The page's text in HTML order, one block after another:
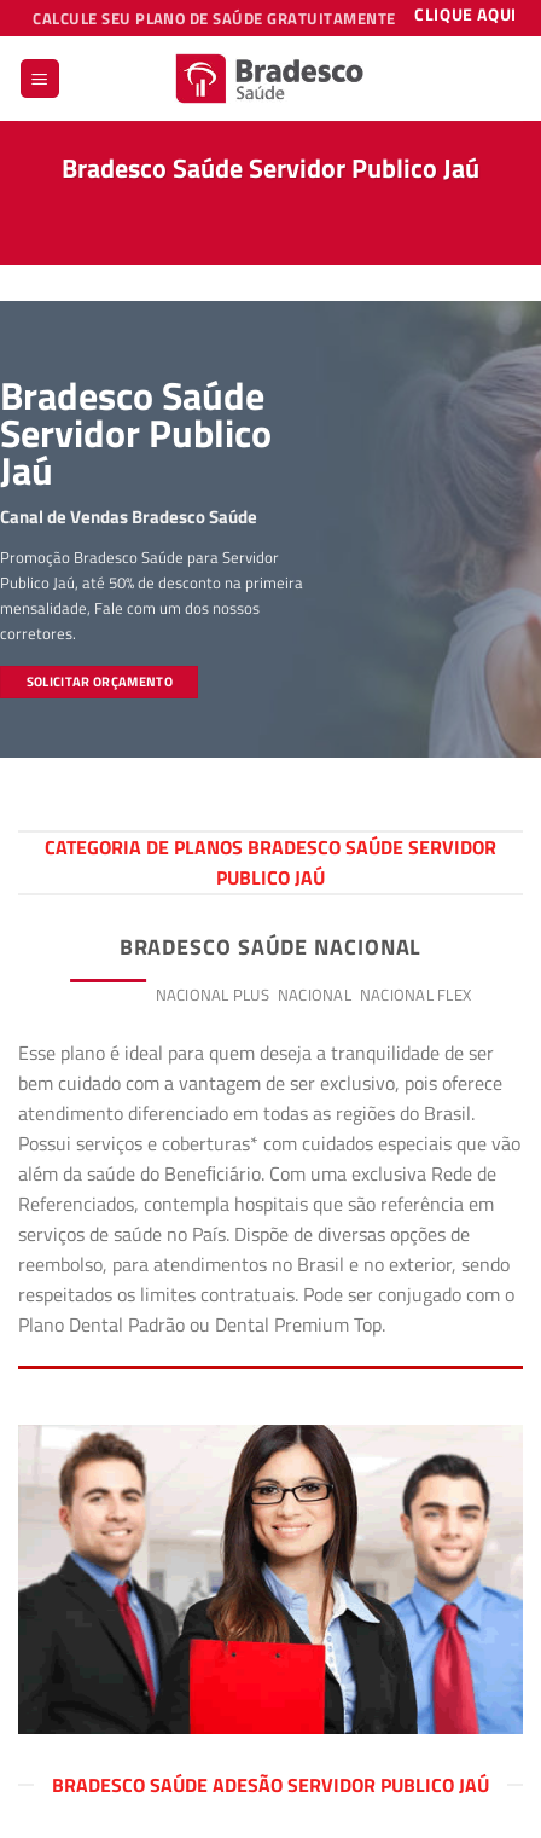
Skip
to
content
CALCULE SEU PLANO DE SAÚDE GRATUITAMENTE CLIQUE AQUI
Bradesco Saúde Servidor Publico Jaú
Bradesco Saúde
Servidor Publico
Jaú
Canal de Vendas Bradesco Saúde
Promoção Bradesco Saúde para Servidor
Publico Jaú, até 50% de desconto na primeira
mensalidade, Fale com um dos nossos
corretores.
SOLICITAR ORÇAMENTO
CATEGORIA DE PLANOS BRADESCO SAÚDE SERVIDOR
PUBLICO JAÚ
BRADESCO SAÚDE NACIONAL
NACIONAL PLUS NACIONAL NACIONAL FLEX
Esse plano é ideal para quem deseja a tranquilidade de ser
bem cuidado com a vantagem de ser exclusivo, pois oferece
atendimento diferenciado em todas as regiões do Brasil.
Possui serviços e coberturas* com cuidados especiais que vão
além da saúde do Beneﬁciário. Com uma exclusiva Rede de
Referenciados, contempla hospitais que são referência em
serviços de saúde no País. Dispõe de diversas opções de
reembolso, para atendimentos no Brasil e no exterior, sendo
respeitados os limites contratuais. Pode ser conjugado com o
Plano Dental Padrão ou Dental Premium Top.
BRADESCO SAÚDE ADESÃO SERVIDOR PUBLICO JAÚ